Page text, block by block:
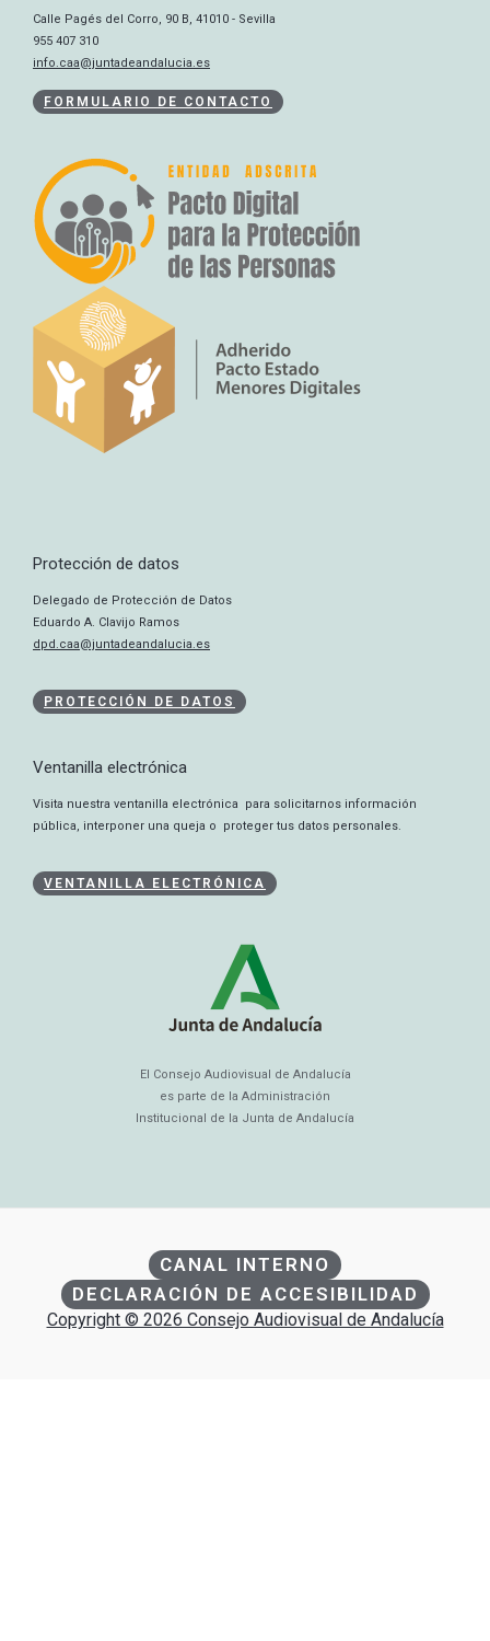
Calle Pagés del Corro, 90 B, 41010 - Sevilla
955 407 310
info.caa@juntadeandalucia.es
FORMULARIO DE CONTACTO
Protección de datos
Delegado de Protección de Datos
Eduardo A. Clavijo Ramos
dpd.caa@juntadeandalucia.es
PROTECCIÓN DE DATOS
Ventanilla electrónica
Visita nuestra ventanilla electrónica para solicitarnos información
pública, interponer una queja o proteger tus datos personales.
VENTANILLA ELECTRÓNICA
El Consejo Audiovisual de Andalucía
es parte de la Administración
Institucional de la Junta de Andalucía
CANAL INTERNO
DECLARACIÓN DE ACCESIBILIDAD
Copyright © 2026 Consejo Audiovisual de Andalucía